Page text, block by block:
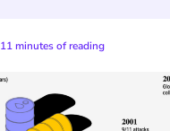
11 minutes of reading